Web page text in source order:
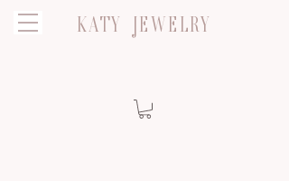
KATY JEWELRY